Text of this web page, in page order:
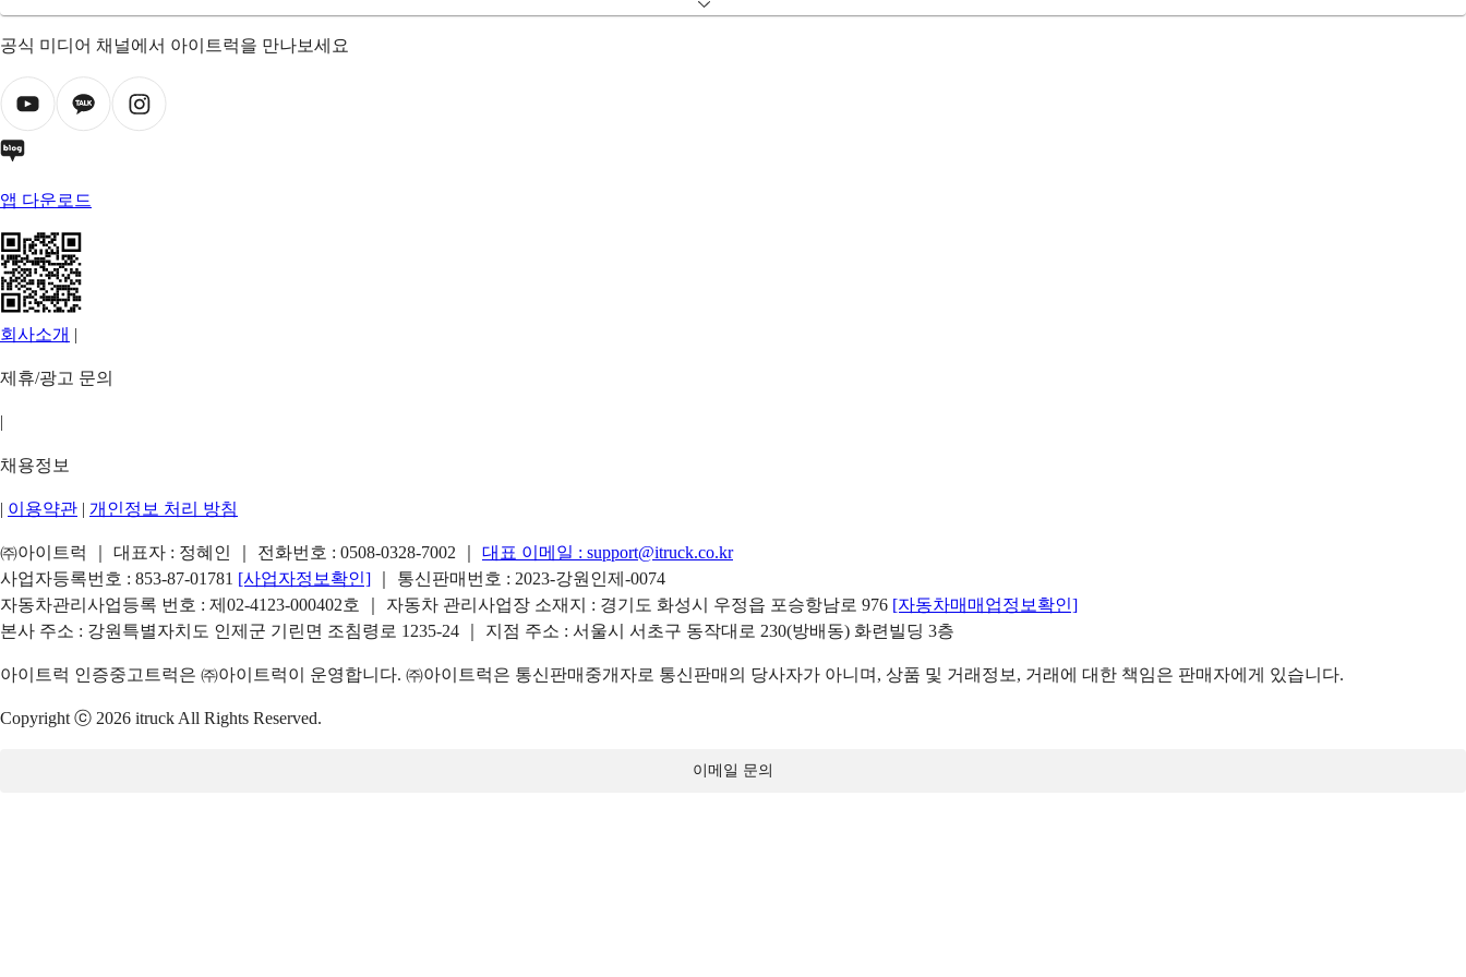
공식 미디어 채널에서 아이트럭을 만나보세요
앱 다운로드
회사소개 |
제휴/광고 문의
|
채용정보
| 이용약관 | 개인정보 처리 방침
㈜아이트럭 ｜ 대표자 : 정혜인 ｜ 전화번호 : 0508-0328-7002 대표 이메일 : support@itruck.co.kr
사업자등록번호 : 853-87-01781 [사업자정보확인]
｜ 통신판매번호 : 2023-강원인제-0074
자동차관리사업등록 번호 : 제02-4123-000402호 ｜ 자동차 관리사업장 소재지 : 경기도 화성시 우정읍 포승항남로 976 [자동차매매업정보확인]
본사 주소 : 강원특별자치도 인제군 기린면 조침령로 1235-24 ｜ 지점 주소 : 서울시 서초구 동작대로 230(방배동) 화련빌딩 3층
아이트럭 인증중고트럭은 ㈜아이트럭이 운영합니다. ㈜아이트럭은 통신판매중개자로 통신판매의 당사자가 아니며, 상품 및 거래정보, 거래에 대한 책임은 판매자에게 있습니다.
Copyright ⓒ 2026 itruck All Rights Reserved.
이메일 문의